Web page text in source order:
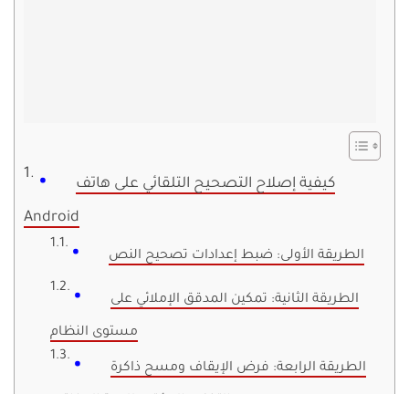
كيفية إصلاح التصحيح التلقائي على هاتف
Android
الطريقة الأولى: ضبط إعدادات تصحيح النص
الطريقة الثانية: تمكين المدقق الإملائي على
مستوى النظام
الطريقة الرابعة: فرض الإيقاف ومسح ذاكرة